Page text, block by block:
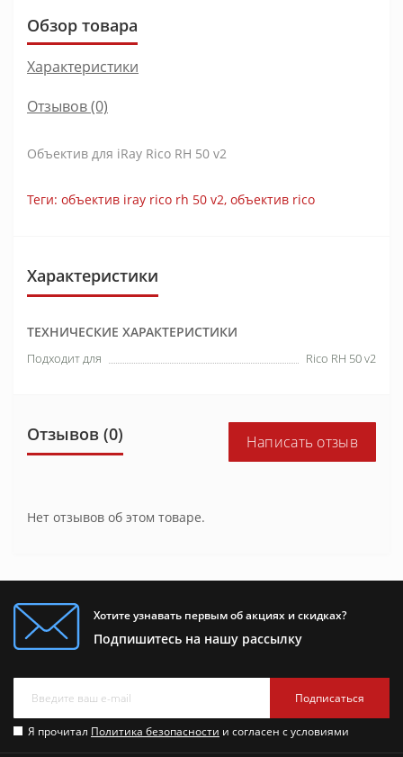
Обзор товара
Характеристики
Отзывов (0)
Объектив для iRay Rico RH 50 v2
Теги: объектив iray rico rh 50 v2, объектив rico
Характеристики
ТЕХНИЧЕСКИЕ ХАРАКТЕРИСТИКИ
Подходит для Rico RH 50 v2
Отзывов (0) Написать отзыв
Нет отзывов об этом товаре.
Хотите узнавать первым об акциях и скидках?
Подпишитесь на нашу рассылку
Подписаться
Я прочитал Политика безопасности и согласен с условиями